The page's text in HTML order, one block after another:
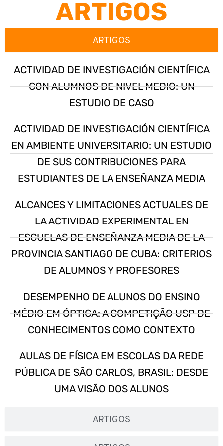
ARTIGOS
ARTIGOS
ARTIGOS
ACTIVIDAD DE INVESTIGACIÓN CIENTÍFICA
CON ALUMNOS DE NIVEL MEDIO: UN
ESTUDIO DE CASO
ACTIVIDAD DE INVESTIGACIÓN CIENTÍFICA
EN AMBIENTE UNIVERSITARIO: UN ESTUDIO
DE SUS CONTRIBUCIONES PARA
ESTUDIANTES DE LA ENSEÑANZA MEDIA
ALCANCES Y LIMITACIONES ACTUALES DE
LA ACTIVIDAD EXPERIMENTAL EN
ESCUELAS DE ENSEÑANZA MEDIA DE LA
PROVINCIA SANTIAGO DE CUBA: CRITERIOS
DE ALUMNOS Y PROFESORES
DESEMPENHO DE ALUNOS DO ENSINO
MÉDIO EM ÓPTICA: A COMPETIÇÃO USP DE
CONHECIMENTOS COMO CONTEXTO
AULAS DE FÍSICA EM ESCOLAS DA REDE
PÚBLICA DE SÃO CARLOS, BRASIL: DESDE
UMA VISÃO DOS ALUNOS